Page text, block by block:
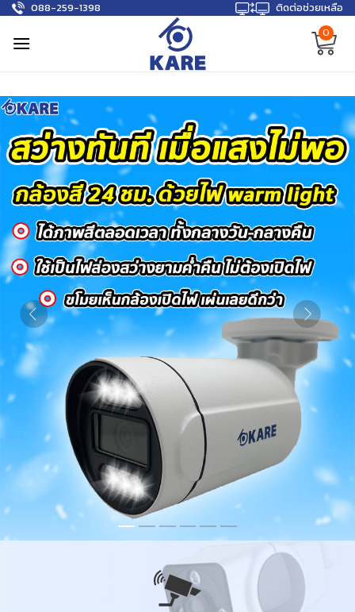
Skip
content
088-259-1398
ติดต่อช่วยเหลือ
0